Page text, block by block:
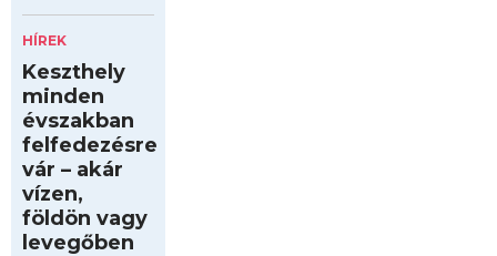
HÍREK
Keszthely
minden
évszakban
felfedezésre
vár – akár
vízen,
földön vagy
levegőben